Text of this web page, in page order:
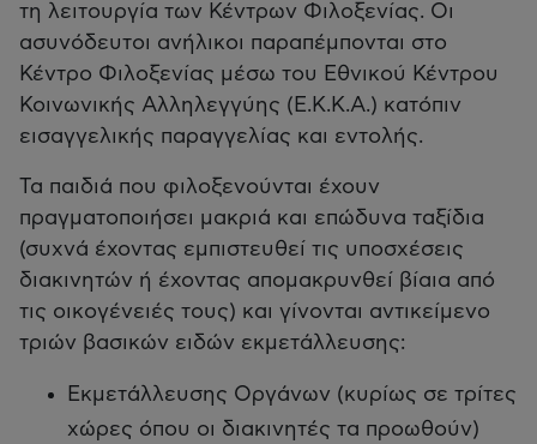
τη λειτουργία των Κέντρων Φιλοξενίας. Οι
ασυνόδευτοι ανήλικοι παραπέμπονται στο
Κέντρο Φιλοξενίας µέσω του Εθνικού Κέντρου
Κοινωνικής Αλληλεγγύης (Ε.Κ.Κ.Α.) κατόπιν
εισαγγελικής παραγγελίας και εντολής.
Τα παιδιά που φιλοξενούνται έχουν
πραγματοποιήσει μακριά και επώδυνα ταξίδια
(συχνά έχοντας εμπιστευθεί τις υποσχέσεις
διακινητών ή έχοντας απομακρυνθεί βίαια από
τις οικογένειές τους) και γίνονται αντικείμενο
τριών βασικών ειδών εκμετάλλευσης:
Εκμετάλλευσης Οργάνων (κυρίως σε τρίτες
χώρες όπου οι διακινητές τα προωθούν)